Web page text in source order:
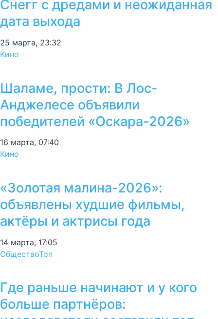
Снегг с дредами и неожиданная
дата выхода
25 марта, 23:32
Кино
Шаламе, прости: В Лос-
Анджелесе объявили
победителей «Оскара-2026»
16 марта, 07:40
Кино
«Золотая малина-2026»:
объявлены худшие фильмы,
актёры и актрисы года
14 марта, 17:05
ОбществоТоп
Где раньше начинают и у кого
больше партнёров: